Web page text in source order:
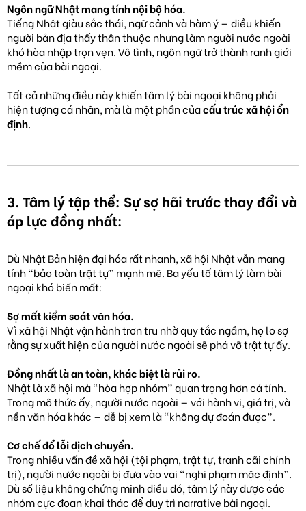
Ngôn ngữ Nhật mang tính nội bộ hóa.
Tiếng Nhật giàu sắc thái, ngữ cảnh và hàm ý — điều khiến
người bản địa thấy thân thuộc nhưng làm người nước ngoài
khó hòa nhập trọn vẹn. Vô tình, ngôn ngữ trở thành ranh giới
mềm của bài ngoại.
Tất cả những điều này khiến tâm lý bài ngoại không phải
hiện tượng cá nhân, mà là một phần củacấu trúc xã hội ổn
định.
3. Tâm lý tập thể: Sự sợ hãi trước thay đổi và
áp lực đồng nhất:
Dù Nhật Bản hiện đại hóa rất nhanh, xã hội Nhật vẫn mang
tính “bảo toàn trật tự” mạnh mẽ. Ba yếu tố tâm lý làm bài
ngoại khó biến mất:
Sợ mất kiểm soát văn hóa.
Vì xã hội Nhật vận hành trơn tru nhờ quy tắc ngầm, họ lo sợ
rằng sự xuất hiện của người nước ngoài sẽ phá vỡ trật tự ấy.
Đồng nhất là an toàn, khác biệt là rủi ro.
Nhật là xã hội mà “hòa hợp nhóm” quan trọng hơn cá tính.
Trong mô thức ấy, người nước ngoài — với hành vi, giá trị, và
nền văn hóa khác — dễ bị xem là “không dự đoán được”.
Cơ chế đổ lỗi dịch chuyển.
Trong nhiều vấn đề xã hội (tội phạm, trật tự, tranh cãi chính
trị), người nước ngoài bị đưa vào vai “nghi phạm mặc định”.
Dù số liệu không chứng minh điều đó, tâm lý này được các
nhóm cực đoan khai thác để duy trì narrative bài ngoại.